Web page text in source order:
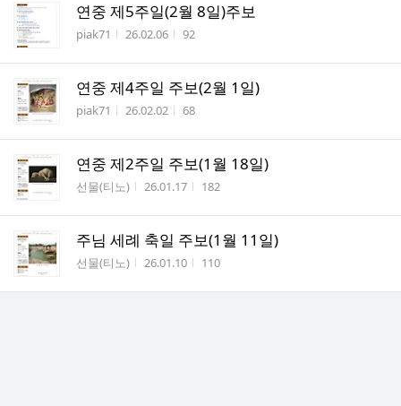
연중 제5주일(2월 8일)주보
작성자
piak71 작성시간
26.02.06 조회수
92
연중 제4주일 주보(2월 1일)
작성자
piak71 작성시간
26.02.02 조회수
68
연중 제2주일 주보(1월 18일)
작성자
선물(티노) 작성시간
26.01.17 조회수
182
주님 세례 축일 주보(1월 11일)
작성자
선물(티노) 작성시간
26.01.10 조회수
110